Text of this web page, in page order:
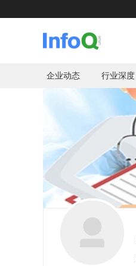
企业动态 行业深度